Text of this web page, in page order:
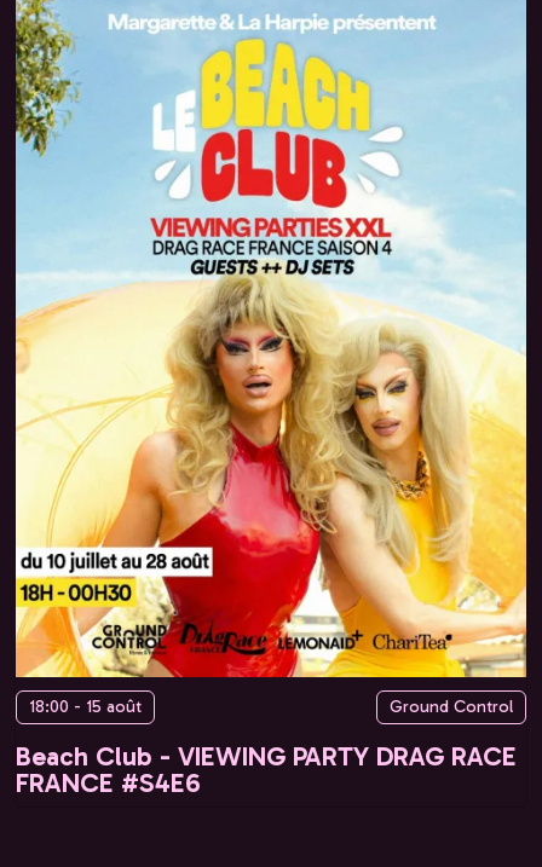
18:00 - 15 août Ground Control
Beach Club - VIEWING PARTY DRAG RACE
FRANCE #S4E6